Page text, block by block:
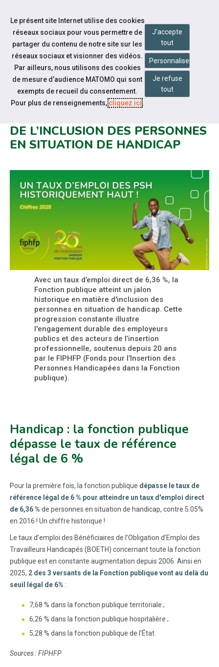
Aller au contenu
Actualités
LA FONCTION PUBLIQUE BAT UN
DE L’INCLUSION DES PERSONNES
EN SITUATION DE HANDICAP
Avec un taux d’emploi direct de 6,36 %, la
Fonction publique atteint un jalon
historique en matière d'inclusion des
personnes en situation de handicap. Cette
progression constante illustre
l'engagement durable des employeurs
publics et des acteurs de l’insertion
professionnelle, soutenus depuis 20 ans
par le FIPHFP (Fonds pour l’Insertion des
Personnes Handicapées dans la Fonction
publique).
Handicap : la fonction publique
dépasse le taux de référence
légal de 6 %
Pour la première fois, la fonction publique dépasse le taux de
référence légal de 6 % pour atteindre un taux d'emploi direct
de 6,36 % de personnes en situation de handicap, contre 5.05%
en 2016 ! Un chiffre historique !
Le taux d’emploi des Bénéficiaires de l’Obligation d’Emploi des
Travailleurs Handicapés (BOETH) concernant toute la fonction
publique est en constante augmentation depuis 2006. Ainsi en
2025, 2 des 3 versants de la Fonction publique vont au delà du
seuil légal de 6% :
7,68 % dans la fonction publique territoriale ;
6,26 % dans la fonction publique hospitalière ;
5,28 % dans la fonction publique de l'État.
Sources : FIPHFP
Le présent site Internet utilise des cookies
réseaux sociaux pour vous permettre de
partager du contenu de notre site sur les
réseaux sociaux et visionner des vidéos.
Par ailleurs, nous utilisons des cookies
de mesure d’audience MATOMO qui sont
exempts de recueil du consentement.
Pour plus de renseignements,cliquez ici.
J'accepte
tout
Personnaliser
Je refuse
tout